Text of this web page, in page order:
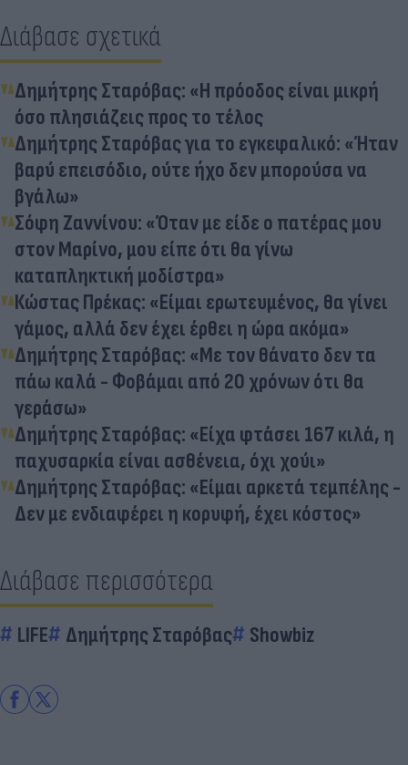
Διάβασε σχετικά
Δημήτρης Σταρόβας: «Η πρόοδος είναι μικρή
όσο πλησιάζεις προς το τέλος
Δημήτρης Σταρόβας για το εγκεφαλικό: «Ήταν
βαρύ επεισόδιο, ούτε ήχο δεν μπορούσα να
βγάλω»
Σόφη Ζαννίνου: «Όταν με είδε ο πατέρας μου
στον Μαρίνο, μου είπε ότι θα γίνω
καταπληκτική μοδίστρα»
Κώστας Πρέκας: «Είμαι ερωτευμένος, θα γίνει
γάμος, αλλά δεν έχει έρθει η ώρα ακόμα»
Δημήτρης Σταρόβας: «Με τον θάνατο δεν τα
πάω καλά - Φοβάμαι από 20 χρόνων ότι θα
γεράσω»
Δημήτρης Σταρόβας: «Είχα φτάσει 167 κιλά, η
παχυσαρκία είναι ασθένεια, όχι χούι»
Δημήτρης Σταρόβας: «Είμαι αρκετά τεμπέλης -
Δεν με ενδιαφέρει η κορυφή, έχει κόστος»
Διάβασε περισσότερα
LIFE Δημήτρης Σταρόβας Showbiz